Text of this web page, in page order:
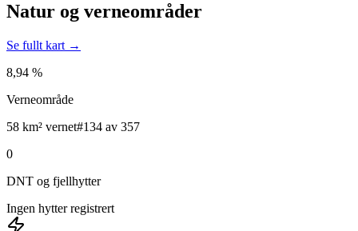
Natur og verneområder
Se fullt kart →
8,94 %
Verneområde
58 km² vernet#134 av 357
0
DNT og fjellhytter
Ingen hytter registrert